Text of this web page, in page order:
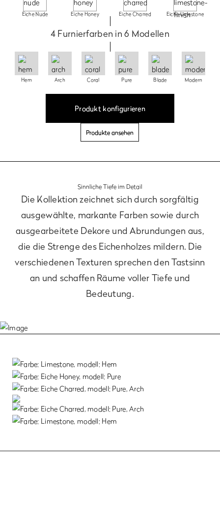
Eiche Nude Eiche Honey Eiche Charred Eiche Limestone
4 Furnierfarben in 6 Modellen
Hem Arch Coral Pure Blade Modern
Produkt konfigurieren
Produkte ansehen
Sinnliche Tiefe im Detail
Die Kollektion zeichnet sich durch sorgfältig
ausgewählte, markante Farben sowie durch
ausgearbeitete Dekore und Abrundungen aus,
die die Strenge des Eichenholzes mildern. Die
verschiedenen Texturen sprechen den Tastsinn
an und schaffen Räume voller Tiefe und
Bedeutung.